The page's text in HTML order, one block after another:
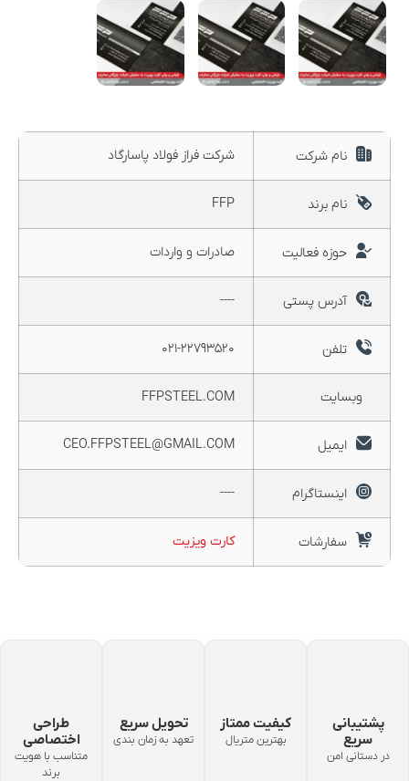
نام شرکت شرکت فراز فولاد پاسارگاد
نام برند FFP
حوزه فعالیت صادرات و واردات
آدرس پستی ----
تلفن ۰۲۱-۲۲۷۹۳۵۲۰
وبسایت FFPSTEEL.COM
ایمیل CEO.FFPSTEEL@GMAIL.COM
اینستاگرام ----
سفارشات کارت ویزیت
پشتیبانی
سریع
در دستانی امن
کیفیت ممتاز
بهترین متریال
تحویل سریع
تعهد به زمان بندی
طراحی
اختصاصی
متناسب با هویت
برند